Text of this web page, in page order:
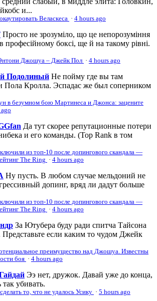
и...
Веласкеса · 4 hours ago
Просто не зрозуміло, що це непорозуміння
професійному боксі, ще й на такому рівні.
Джошуа – Джейк Пол · 4 hours ago
Подолиный Не пойму где вы там
Пола Кролла. Эспадас же был соперником
в безумном бою Мартинеса и Джонса: зацените
Да тут скорее репутационные потери
и его команды. (Top Rank в том
из топ-10 после допингового скандала —
The Ring · 4 hours ago
Ну пусть. В любом случае мельдоний не
допинг, вряд ли дадут больше
из топ-10 после допингового скандала —
The Ring · 4 hours ago
За Ютубера буду ради спитча Тайсона
если каким то чудом Джейк
преимущество над Джошуа. Известны
боя · 4 hours ago
Ээ нет, дружок. Давай уже до конца,
так убивать.
то, что не удалось Усику · 5 hours ago